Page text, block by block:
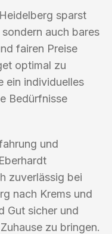
sparst
auch bares
fairen Preise
optimal zu
ein individuelles
Bedürfnisse
und
zuverlässig bei
nach Krems und
Gut sicher und
zu bringen.